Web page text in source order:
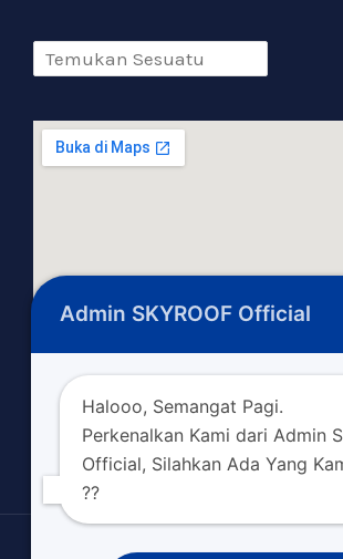
Copyright © 2026
Admin SKYROOF Official
Halooo, Semangat Pagi.
Perkenalkan Kami dari Admin
Official, Silahkan Ada Yang
??